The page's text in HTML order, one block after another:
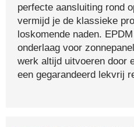
perfecte aansluiting rond
vermijd je de klassieke
loskomende naden.
onderlaag voor
werk altijd uitvoeren door
een gegarandeerd lekvrij